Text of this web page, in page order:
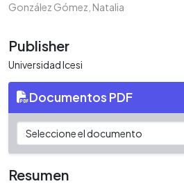
González Gómez, Natalia
Publisher
Universidad Icesi
Documentos PDF
Resumen